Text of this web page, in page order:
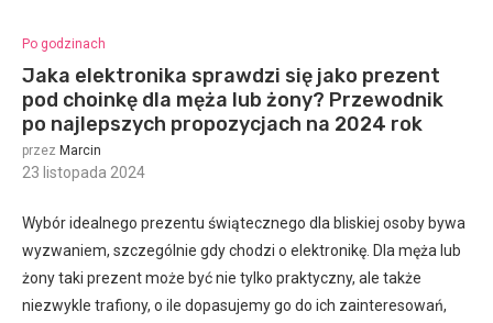
Po godzinach
Jaka elektronika sprawdzi się jako prezent
pod choinkę dla męża lub żony? Przewodnik
po najlepszych propozycjach na 2024 rok
przez Marcin
23 listopada 2024
Wybór idealnego prezentu świątecznego dla bliskiej osoby bywa
wyzwaniem, szczególnie gdy chodzi o elektronikę. Dla męża lub
żony taki prezent może być nie tylko praktyczny, ale także
niezwykle trafiony, o ile dopasujemy go do ich zainteresowań,